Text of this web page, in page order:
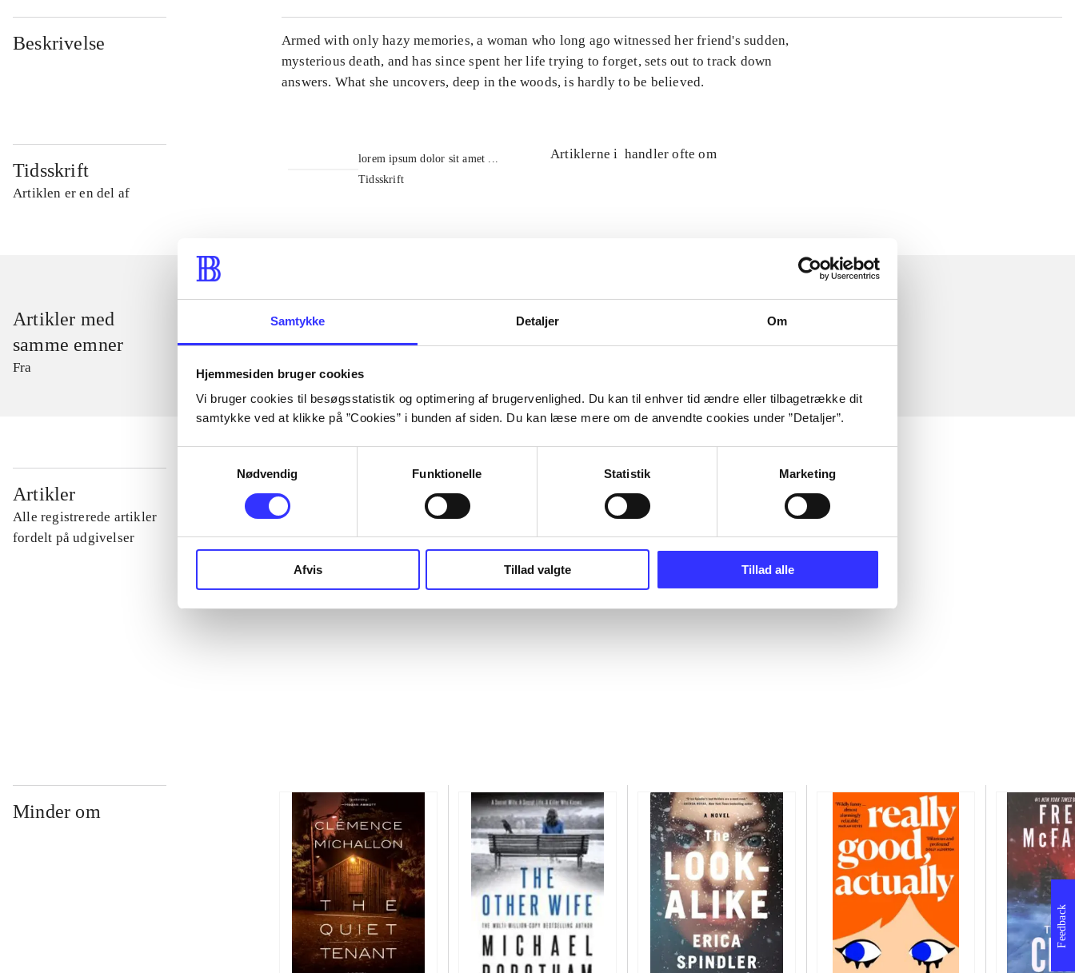
Samtykke Detaljer Om
Hjemmesiden bruger cookies
Vi bruger cookies til besøgsstatistik og optimering af brugervenlighed. Du kan til enhver tid ændre eller tilbagetrække dit
samtykke ved at klikke på ”Cookies” i bunden af siden. Du kan læse mere om de anvendte cookies under ”Detaljer”.
Nødvendig
Funktionelle Statistik Marketing
Afvis Tillad valgte Tillad alle
Beskrivelse
Armed with only hazy memories, a woman who long ago witnessed her friend's sudden,
mysterious death, and has since spent her life trying to forget, sets out to track down
answers. What she uncovers, deep in the woods, is hardly to be believed.
Tidsskrift
Artiklen er en del af
lorem ipsum dolor sit amet ...
Tidsskrift
Artiklerne i handler ofte om
Artikler med
samme emner
Fra
Artikler
Alle registrerede artikler
fordelt på udgivelser
...
...
...
Minder om
Feedback